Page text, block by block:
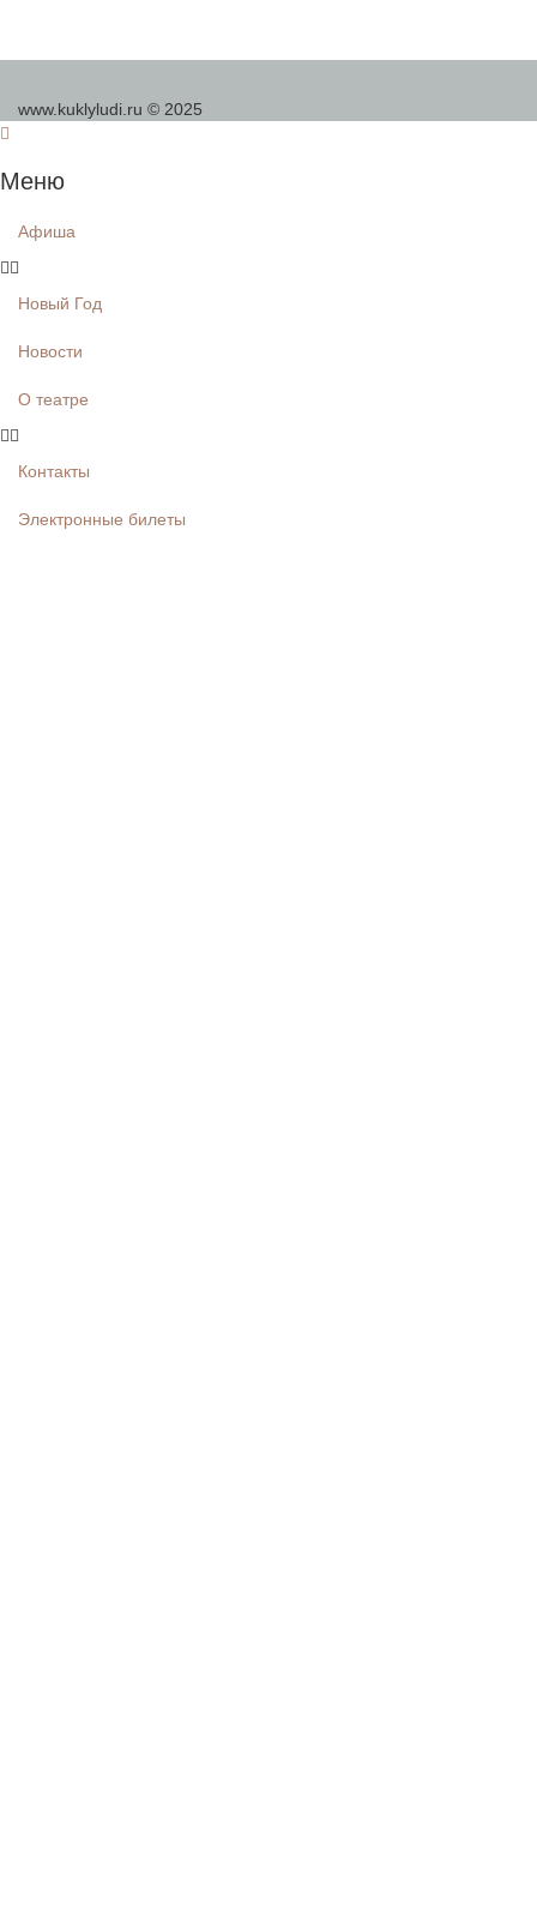
www.kuklyludi.ru © 2025
Меню
Афиша
Новый Год
Новости
О театре
Контакты
Электронные билеты